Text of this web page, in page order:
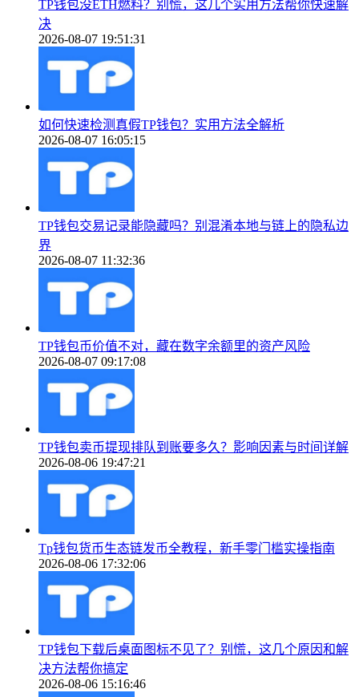
TP钱包没ETH燃料？别慌，这几个实用方法帮你快速解
决
2026-08-07 19:51:31
如何快速检测真假TP钱包？实用方法全解析
2026-08-07 16:05:15
TP钱包交易记录能隐藏吗？别混淆本地与链上的隐私边
界
2026-08-07 11:32:36
TP钱包币价值不对，藏在数字余额里的资产风险
2026-08-07 09:17:08
TP钱包卖币提现排队到账要多久？影响因素与时间详解
2026-08-06 19:47:21
Tp钱包货币生态链发币全教程，新手零门槛实操指南
2026-08-06 17:32:06
TP钱包下载后桌面图标不见了？别慌，这几个原因和解
决方法帮你搞定
2026-08-06 15:16:46